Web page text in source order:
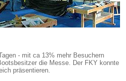
- mit ca 13% mehr Besuchern
die Messe. Der FKY konnte
präsentieren.